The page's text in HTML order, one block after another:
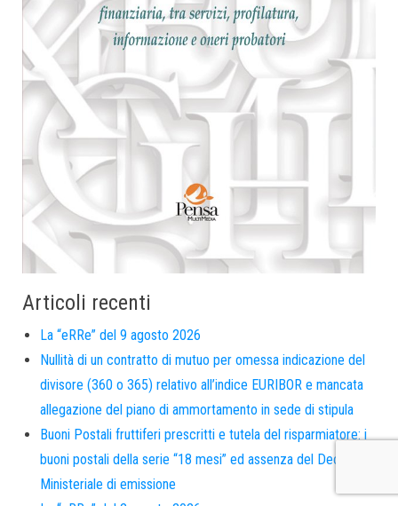
Articoli recenti
La “eRRe” del 9 agosto 2026
Nullità di un contratto di mutuo per omessa indicazione del
divisore (360 o 365) relativo all’indice EURIBOR e mancata
allegazione del piano di ammortamento in sede di stipula
Buoni Postali fruttiferi prescritti e tutela del risparmiatore: i
buoni postali della serie “18 mesi” ed assenza del Decreto
Ministeriale di emissione